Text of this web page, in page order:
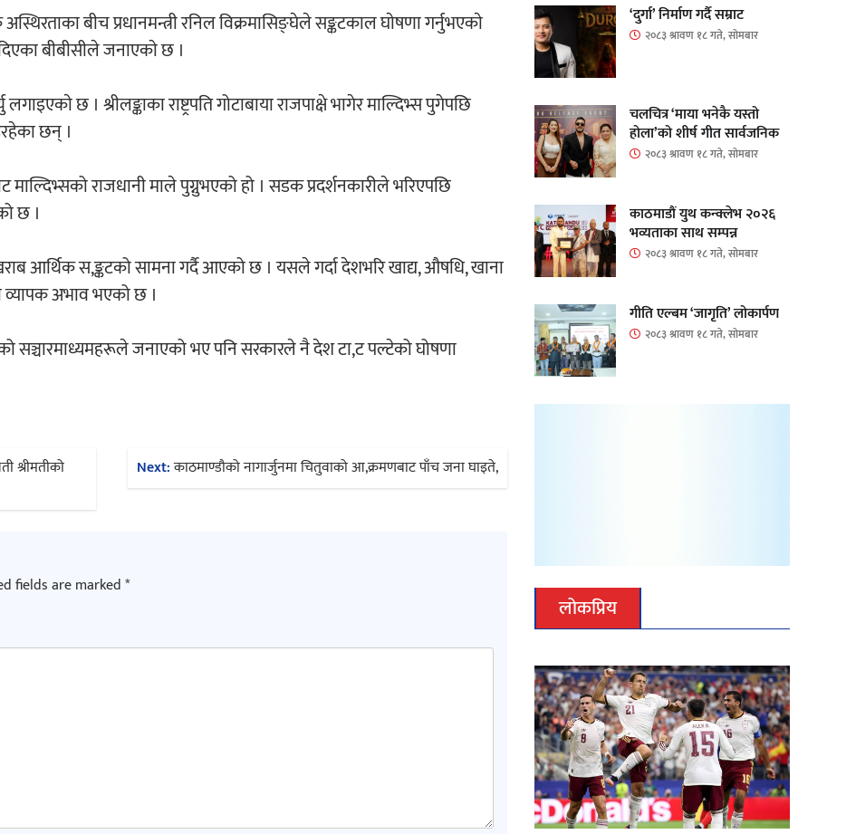
बीच प्रधानमन्त्री रनिल विक्रमासिङ्घेले सङ्कटकाल घाेषणा गर्नुभएकाे
दिएका बीबीसीले जनाएकाे छ ।
छ । श्रीलङ्काका राष्ट्रपति गोटाबाया राजपाक्षे भागेर माल्दिभ्स पुगेपछि
छन् ।
माल्दिभ्सको राजधानी माले पुग्नुभएको हो । सडक प्रदर्शनकारीले भरिएपछि
छ ।
आर्थिक स,ङ्कटको सामना गर्दै आएको छ । यसले गर्दा देशभरि खाद्य, औषधि, खाना
अभाव भएको छ ।
सञ्चारमाध्यमहरूले जनाएको भए पनि सरकारले नै देश टा,ट पल्टेको घोषणा
श्रीमतीको
Next:काठमाण्डौको नागार्जुनमा चितुवाको आ,क्रमणबाट पाँच जना घाइते,
fields are marked*
‘दुर्गा’ निर्माण गर्दै सम्राट
२०८३ श्रावण १८ गते, सोमबार
चलचित्र ‘माया भनेकै यस्तो
होला’को शीर्ष गीत सार्वजनिक
२०८३ श्रावण १८ गते, सोमबार
काठमाडौं युथ कन्क्लेभ २०२६
भव्यताका साथ सम्पन्न
२०८३ श्रावण १८ गते, सोमबार
गीति एल्बम ‘जागृति’ लोकार्पण
२०८३ श्रावण १८ गते, सोमबार
लोकप्रिय